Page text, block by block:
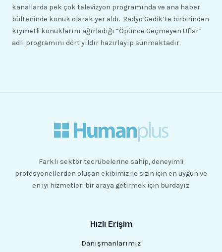
kanallarda pek çok televizyon programında ve ana haber
bülteninde konuk olarak yer aldı. Radyo Gedik’te birbirinden
kıymetli konuklarını ağırladığı “Öpünce Geçmeyen Uflar”
adlı programını dört yıldır hazırlayıp sunmaktadır.
Farklı sektör tecrübelerine sahip, deneyimli
profesyonellerden oluşan ekibimiz ile sizin için en uygun ve
en iyi hizmetleri bir araya getirmek için burdayız.
Hızlı Erişim
Danışmanlarımız